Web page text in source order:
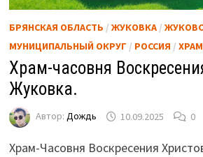
БРЯНСКАЯ ОБЛАСТЬ / ЖУКОВКА/
МУНИЦИПАЛЬНЫЙ ОКРУГ / РОССИЯ /
Храм-часовня
Жуковка.
Автор: Дождь 10.09.2025 0
Храм-Часовня Воскресения